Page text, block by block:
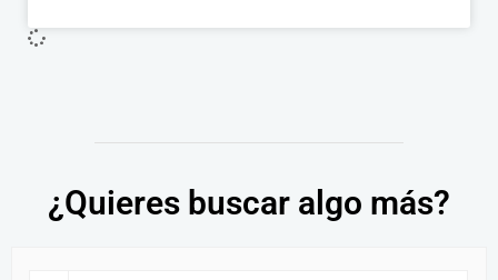
¿Quieres buscar algo más?